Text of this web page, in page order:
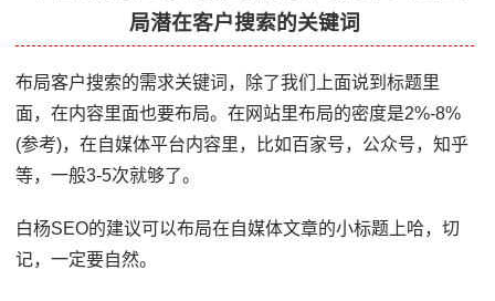
局潜在客户搜索的关键词
布局客户搜索的需求关键词，除了我们上面说到标题里
面，在内容里面也要布局。在网站里布局的密度是2%-8%
(参考)，在自媒体平台内容里，比如百家号，公众号，知乎
等，一般3-5次就够了。
白杨SEO的建议可以布局在自媒体文章的小标题上哈，切
记，一定要自然。